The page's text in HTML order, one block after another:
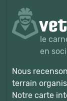
le
en
Nous
terrain
Notre carte